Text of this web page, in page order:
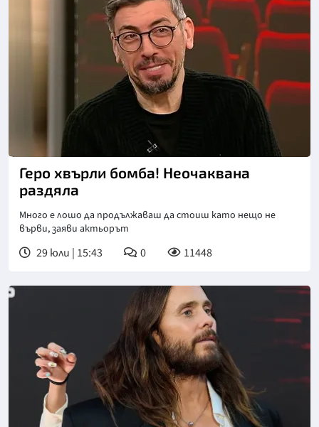
Снимка: NOVA
Геро хвърли бомба! Неочаквана
раздяла
Много е лошо да продължаваш да стоиш като нещо не
върви, заяви актьорът
29 юли | 15:43 0 11448